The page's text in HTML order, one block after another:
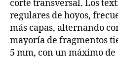
corte transversal. Los
regulares de hoyos,
más capas, alternando
mayoría de fragmentos
5 mm, con un máximo de